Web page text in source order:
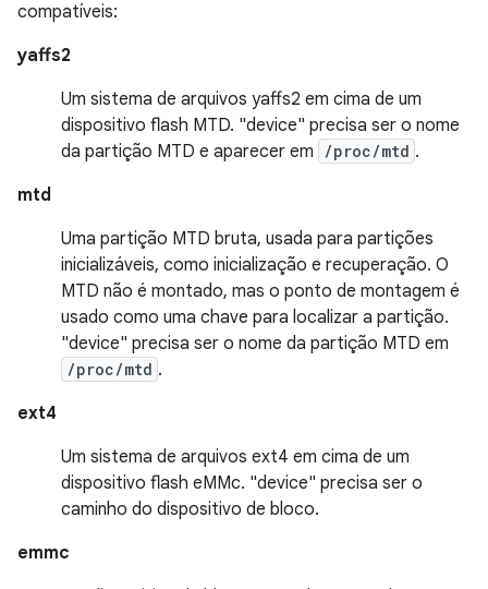
compatíveis:
yaffs2
Um sistema de arquivos yaffs2 em cima de um
dispositivo flash MTD. "device" precisa ser o nome
da partição MTD e aparecer em
/proc/mtd .
mtd
Uma partição MTD bruta, usada para partições
inicializáveis, como inicialização e recuperação. O
MTD não é montado, mas o ponto de montagem é
usado como uma chave para localizar a partição.
"device" precisa ser o nome da partição MTD em
/proc/mtd .
ext4
Um sistema de arquivos ext4 em cima de um
dispositivo flash eMMc. "device" precisa ser o
caminho do dispositivo de bloco.
emmc